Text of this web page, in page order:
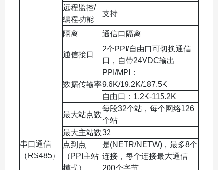
远程监控/
编程功能
支持
隔离 通信口隔离
串口通信
（RS485）
通信接口
2个PPI/自由口可切换通信
口，自带24VDC输出
数据传输率
PPI/MPI：
9.6K/19.2K/187.5K
自由口：1.2K-115.2K
最大站点数
每段32个站，每个网络126
个站
最大主站数32
点到点
（PPI主站
模式）
是(NETR/NETW)，最多8个
连接，每个连接最大通信
200个字节